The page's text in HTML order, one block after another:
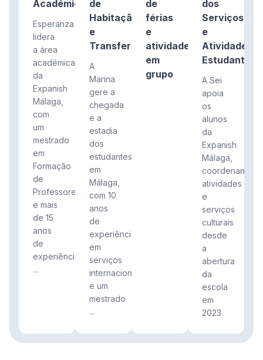
Académico
Esperanza
lidera
a área
académica
da
Expanish
Málaga,
com
um
mestrado
em
Formação
de
Professores
e mais
de 15
anos
de
experiência
...
de
Habitação
e
Transferências
A
Marina
gere a
chegada
e a
estadia
dos
estudantes
em
Málaga,
com 10
anos
de
experiência
em
serviços
internacionais
e um
mestrado
...
de
férias
e
atividades
em
grupo
dos
Serviços
e
Atividades
Estudantis
A Sei
apoia
os
alunos
da
Expanish
Málaga,
coordenando
atividades
e
serviços
culturais
desde
a
abertura
da
escola
em
2023.